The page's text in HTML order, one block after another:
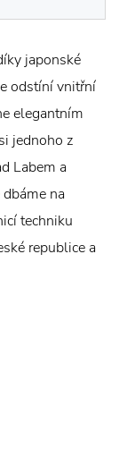
japonské
odstíní vnitřní
elegantním
jednoho z
Labem a
na
techniku
republice a